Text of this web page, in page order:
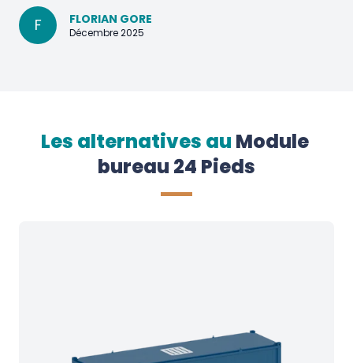
F FLORIAN GORE
Décembre 2025
Les alternatives au Module
bureau 24 Pieds